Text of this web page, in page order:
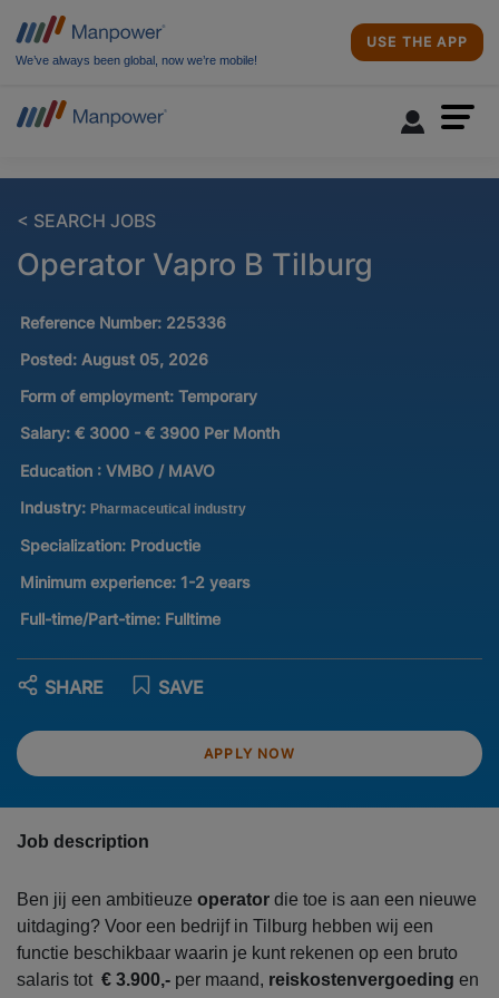
We’ve always been global, now we’re mobile!
USE THE APP
< SEARCH JOBS
Operator Vapro B Tilburg
Reference Number: 225336
Posted: August 05, 2026
Form of employment: Temporary
Salary: € 3000 - € 3900 Per Month
Education : VMBO / MAVO
Industry: Pharmaceutical industry
Specialization: Productie
Minimum experience: 1-2 years
Full-time/Part-time: Fulltime
APPLY NOW
SAVE
SHARE
Job description
Ben jij een ambitieuze operator die toe is aan een nieuwe
uitdaging? Voor een bedrijf in Tilburg hebben wij een
functie beschikbaar waarin je kunt rekenen op een bruto
salaris tot € 3.900,- per maand, reiskostenvergoeding en